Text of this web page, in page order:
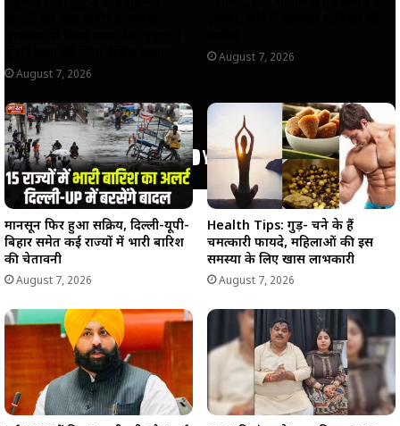
August 7, 2026
August 7, 2026
मानसून फिर हुआ सक्रिय, दिल्ली-यूपी-
बिहार समेत कई राज्यों में भारी बारिश
की चेतावनी
August 7, 2026
Health Tips: गुड़- चने के हैं
चमत्कारी फायदे, महिलाओं की इस
समस्या के लिए खास लाभकारी
August 7, 2026